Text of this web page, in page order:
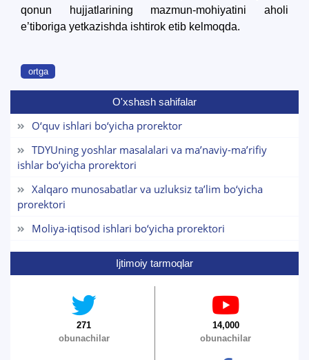
qonun hujjatlarining mazmun-mohiyatini aholi
e’tiboriga yetkazishda ishtirok etib kelmoqda.
ortga
O'xshash sahifalar
O‘quv ishlari bo‘yicha prorektor
TDYUning yoshlar masalalari va ma’naviy-ma’rifiy
ishlar bo‘yicha prorektori
Xalqaro munosabatlar va uzluksiz ta’lim bo‘yicha
prorektori
Moliya-iqtisod ishlari bo‘yicha prorektori
Ijtimoiy tarmoqlar
271
obunachilar
14,000
obunachilar